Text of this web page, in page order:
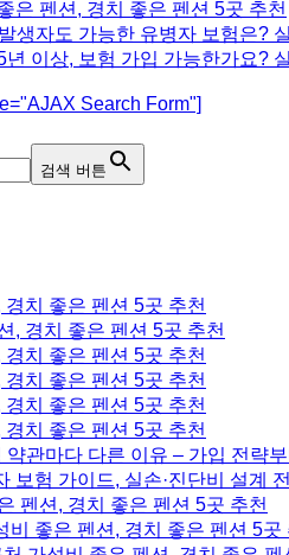
은 펜션, 경치 좋은 펜션 5곳 추천
생자도 가능한 유병자 보험은?
이상, 보험 가입 가능한가요?
Search Form"]
검색 버튼
치 좋은 펜션 5곳 추천
, 경치 좋은 펜션 5곳 추천
치 좋은 펜션 5곳 추천
치 좋은 펜션 5곳 추천
치 좋은 펜션 5곳 추천
치 좋은 펜션 5곳 추천
약관마다 다른 이유 – 가입 전략
보험 가이드, 실손·진단비 설계
펜션, 경치 좋은 펜션 5곳 추천
좋은 펜션, 경치 좋은 펜션 5곳